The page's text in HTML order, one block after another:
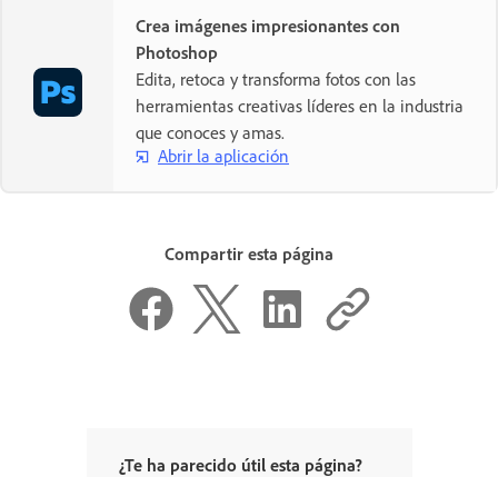
Crea imágenes impresionantes con
Photoshop
Edita, retoca y transforma fotos con las
herramientas creativas líderes en la industria
que conoces y amas.
Abrir la aplicación
Compartir esta página
¿Te ha parecido útil esta página?